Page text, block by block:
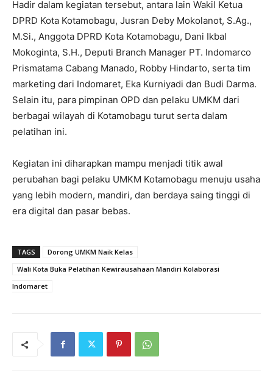
Hadir dalam kegiatan tersebut, antara lain Wakil Ketua
DPRD Kota Kotamobagu, Jusran Deby Mokolanot, S.Ag.,
M.Si., Anggota DPRD Kota Kotamobagu, Dani Ikbal
Mokoginta, S.H., Deputi Branch Manager PT. Indomarco
Prismatama Cabang Manado, Robby Hindarto, serta tim
marketing dari Indomaret, Eka Kurniyadi dan Budi Darma.
Selain itu, para pimpinan OPD dan pelaku UMKM dari
berbagai wilayah di Kotamobagu turut serta dalam
pelatihan ini.
Kegiatan ini diharapkan mampu menjadi titik awal
perubahan bagi pelaku UMKM Kotamobagu menuju usaha
yang lebih modern, mandiri, dan berdaya saing tinggi di
era digital dan pasar bebas.
TAGS
Dorong UMKM Naik Kelas
Wali Kota Buka Pelatihan Kewirausahaan Mandiri Kolaborasi
Indomaret